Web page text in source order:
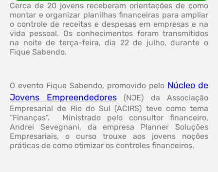
Cerca de 20 jovens receberam orientações de como
montar e organizar planilhas financeiras para ampliar
o controle de receitas e despesas em empresas e na
vida pessoal. Os conhecimentos foram transmitidos
na noite de terça-feira, dia 22 de julho, durante o
Fique Sabendo.
O evento Fique Sabendo, promovido pelo Núcleo de
Jovens Empreendedores(NJE) da Associação
Empresarial de Rio do Sul (ACIRS) teve como tema
“Finanças”. Ministrado pelo consultor financeiro,
Andrei Sevegnani, da empresa Planner Soluções
Empresariais, o curso trouxe aos jovens noções
práticas de como otimizar os controles financeiros.